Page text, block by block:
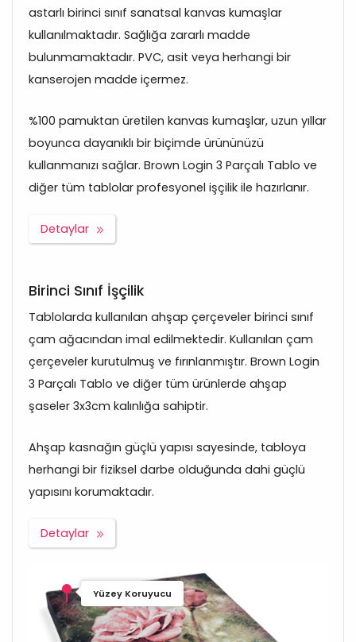
astarlı birinci sınıf sanatsal kanvas kumaşlar
kullanılmaktadır. Sağlığa zararlı madde
bulunmamaktadır. PVC, asit veya herhangi bir
kanserojen madde içermez.
%100 pamuktan üretilen kanvas kumaşlar, uzun yıllar
boyunca dayanıklı bir biçimde ürününüzü
kullanmanızı sağlar. Brown Login 3 Parçalı Tablo ve
diğer tüm tablolar profesyonel işçilik ile hazırlanır.
Detaylar
Birinci Sınıf İşçilik
Tablolarda kullanılan ahşap çerçeveler birinci sınıf
çam ağacından imal edilmektedir. Kullanılan çam
çerçeveler kurutulmuş ve fırınlanmıştır. Brown Login
3 Parçalı Tablo ve diğer tüm ürünlerde ahşap
şaseler 3x3cm kalınlığa sahiptir.
Ahşap kasnağın güçlü yapısı sayesinde, tabloya
herhangi bir fiziksel darbe olduğunda dahi güçlü
yapısını korumaktadır.
Detaylar
Yüzey Koruyucu